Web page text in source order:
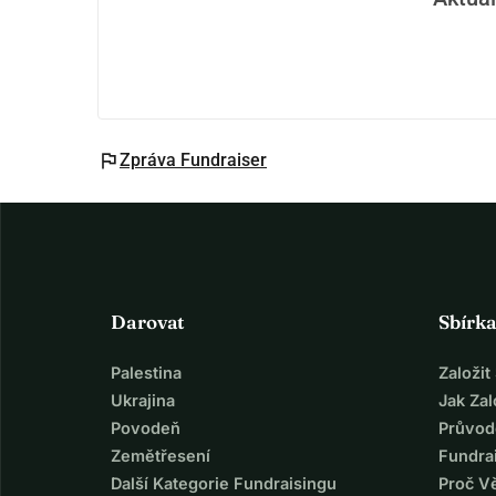
flagZpráva Fundraiser
Darovat
Palestina
Ukrajina
Povodeň
Zemětřesení
Další Kategorie Fundraisingu
Sbírka
Založit
Jak
Proč